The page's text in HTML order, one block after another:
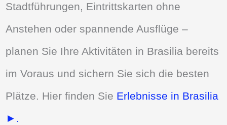
Stadtführungen, Eintrittskarten ohne
Anstehen oder spannende Ausflüge –
planen Sie Ihre Aktivitäten in Brasilia bereits
im Voraus und sichern Sie sich die besten
Plätze. Hier finden Sie Erlebnisse in Brasilia
►.